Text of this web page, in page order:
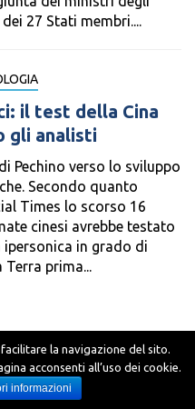
27 Stati membri....
il test della Cina
gli analisti
Pechino verso lo sviluppo
Secondo quanto
Times lo scorso 16
cinesi avrebbe testato
ipersonica in grado di
prima...
la navigazione del sito.
acconsenti all’uso dei cookie.
informazioni